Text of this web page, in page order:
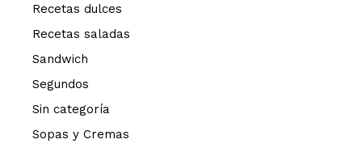
Recetas dulces
Recetas saladas
Sandwich
Segundos
Sin categoría
Sopas y Cremas